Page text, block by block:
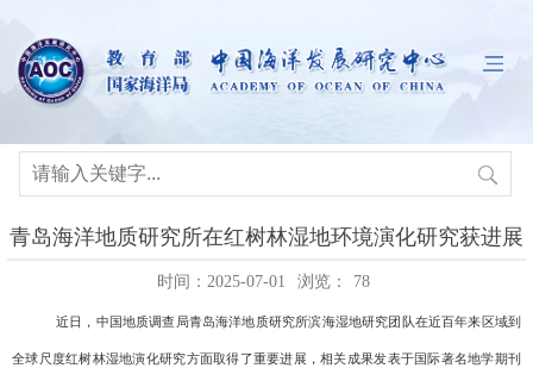
青岛海洋地质研究所在红树林湿地环境演化研究获进展
时间：2025-07-01 浏览： 78
近日，中国地质调查局青岛海洋地质研究所滨海湿地研究团队在近百年来区域到
全球尺度红树林湿地演化研究方面取得了重要进展，相关成果发表于国际著名地学期刊